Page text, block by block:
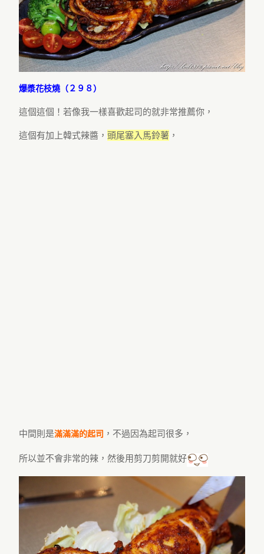
爆漿花枝燒（２９８）
這個這個！若像我一樣喜歡起司的就非常推薦你，
這個有加上韓式辣醬， 頭尾塞入馬鈴薯 ，
中間則是滿滿滿的起司 ，不過因為起司很多，
所以並不會非常的辣，然後用剪刀剪開就好